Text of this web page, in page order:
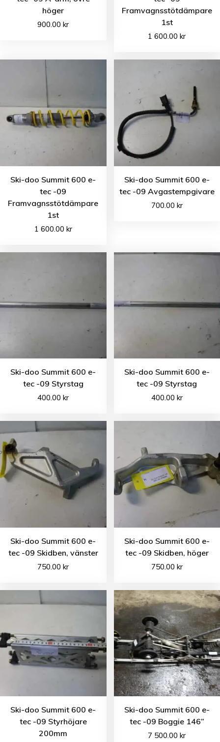
höger
900.00kr
Framvagnsstötdämpare
1st
1 600.00kr
Ski-doo Summit 600 e-
tec -09
Framvagnsstötdämpare
1st
1 600.00 kr
Ski-doo Summit 600 e-
tec -09 Avgastempgivare
700.00 kr
Ski-doo Summit 600 e-
tec -09 Styrstag
400.00kr
Ski-doo Summit 600 e-
tec -09 Styrstag
400.00 kr
Ski-doo Summit 600 e-
tec -09 Skidben, vänster
750.00kr
Ski-doo Summit 600 e-
tec -09 Skidben, höger
750.00 kr
Ski-doo Summit 600 e-
tec -09 Styrhöjare
200mm
Ski-doo Summit 600 e-
tec -09 Boggie 146”
7 500.00kr